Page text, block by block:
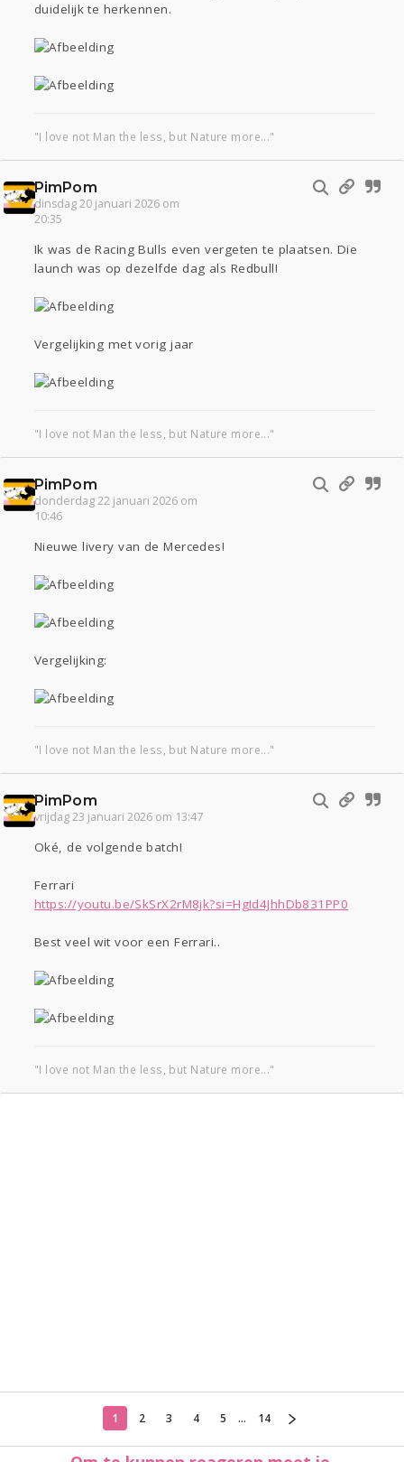
duidelijk te herkennen.
"I love not Man the less, but Nature more..."
PimPom
dinsdag 20 januari 2026 om
20:35
Ik was de Racing Bulls even vergeten te plaatsen. Die
launch was op dezelfde dag als Redbull!
Vergelijking met vorig jaar
"I love not Man the less, but Nature more..."
PimPom
donderdag 22 januari 2026 om
10:46
Nieuwe livery van de Mercedes!
Vergelijking:
"I love not Man the less, but Nature more..."
PimPom
vrijdag 23 januari 2026 om 13:47
Oké, de volgende batch!
Ferrari
https://youtu.be/SkSrX2rM8jk?si=HgId4JhhDb831PP0
Best veel wit voor een Ferrari..
"I love not Man the less, but Nature more..."
1 2 3 4 5 ... 14